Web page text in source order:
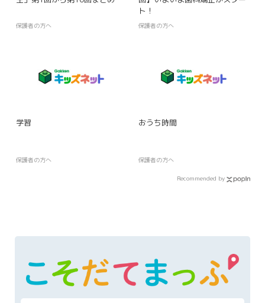
保護者の方へ
ト！
保護者の方へ
学習
保護者の方へ
おうち時間
保護者の方へ
Recommended by